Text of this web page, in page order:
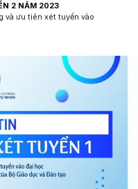
2 NĂM 2023
và ưu tiên xét tuyển vào